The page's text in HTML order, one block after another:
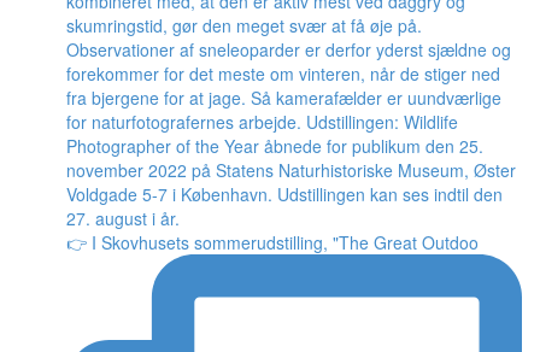
👉 I Skovhusets sommerudstilling, "The Great Outdoo